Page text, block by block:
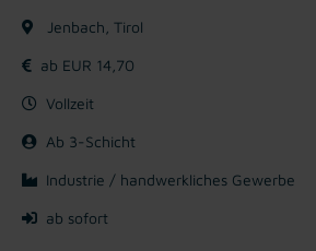
Jenbach, Tirol
ab EUR 14,70
Vollzeit
Ab 3-Schicht
Industrie / handwerkliches Gewerbe
ab sofort